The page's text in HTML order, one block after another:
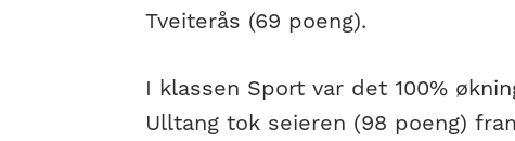
Tveiterås (69 poeng).
I klassen Sport var det 100%
Ulltang tok seieren (98 poeng)